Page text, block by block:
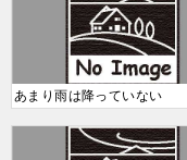
あまり雨は降っていない